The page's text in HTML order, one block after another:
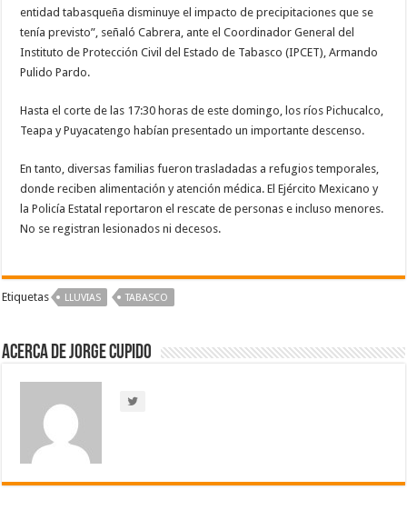
entidad tabasqueña disminuye el impacto de precipitaciones que se
tenía previsto”, señaló Cabrera, ante el Coordinador General del
Instituto de Protección Civil del Estado de Tabasco (IPCET), Armando
Pulido Pardo.
Hasta el corte de las 17:30 horas de este domingo, los ríos Pichucalco,
Teapa y Puyacatengo habían presentado un importante descenso.
En tanto, diversas familias fueron trasladadas a refugios temporales,
donde reciben alimentación y atención médica. El Ejército Mexicano y
la Policía Estatal reportaron el rescate de personas e incluso menores.
No se registran lesionados ni decesos.
Etiquetas LLUVIAS TABASCO
Acerca de Jorge Cupido